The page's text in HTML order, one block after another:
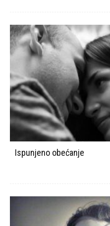
Ispunjeno obećanje